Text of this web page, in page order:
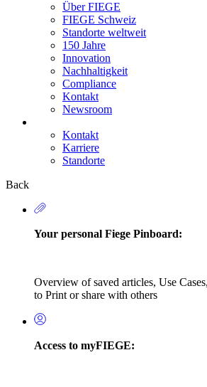
Über FIEGE
FIEGE Schweiz
Standorte weltweit
150 Jahre
Innovation
Nachhaltigkeit
Compliance
Kontakt
Newsroom
Secondary
Navigation
Kontakt
Karriere
Standorte
Back
Your personal Fiege Pinboard:
Overview of saved articles, Use
to Print or share with others
Access to myFIEGE: